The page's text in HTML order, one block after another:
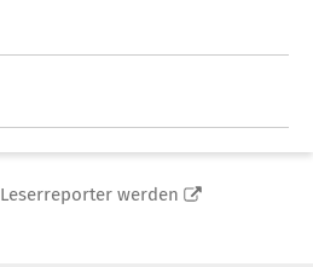
Leserreporter werden